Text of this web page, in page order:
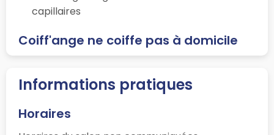
capillaires
Coiff'ange ne coiffe pas à domicile
Informations pratiques
Horaires